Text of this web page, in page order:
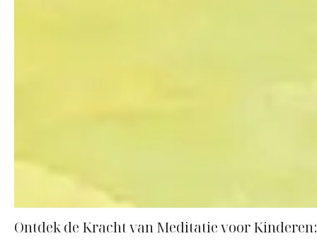
Ontdek de Kracht van Meditatie voor